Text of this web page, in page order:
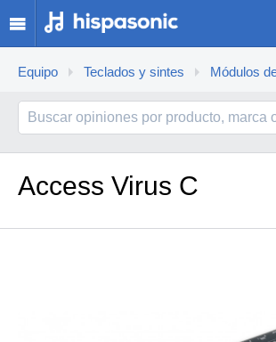
Equipo Teclados y sintes Módulos
Access Virus C